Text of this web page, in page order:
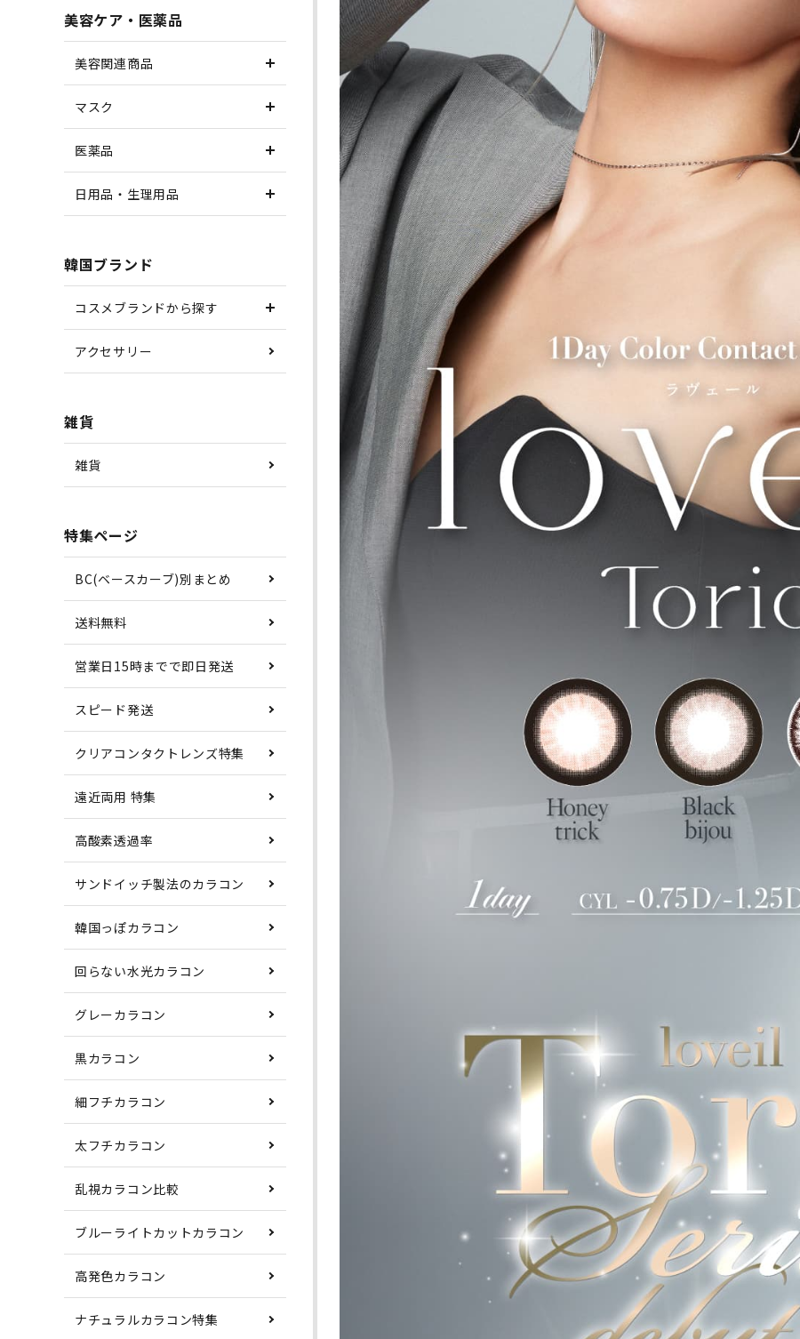
美容ケア・医薬品
美容関連商品
マスク
医薬品
日用品・生理用品
韓国ブランド
コスメブランドから探す
アクセサリー
雑貨
雑貨
特集ページ
BC(ベースカーブ)別まとめ
送料無料
営業日15時までで即日発送
スピード発送
クリアコンタクトレンズ特集
遠近両用 特集
高酸素透過率
サンドイッチ製法のカラコン
韓国っぽカラコン
回らない水光カラコン
グレーカラコン
黒カラコン
細フチカラコン
太フチカラコン
乱視カラコン比較
ブルーライトカットカラコン
高発色カラコン
ナチュラルカラコン特集